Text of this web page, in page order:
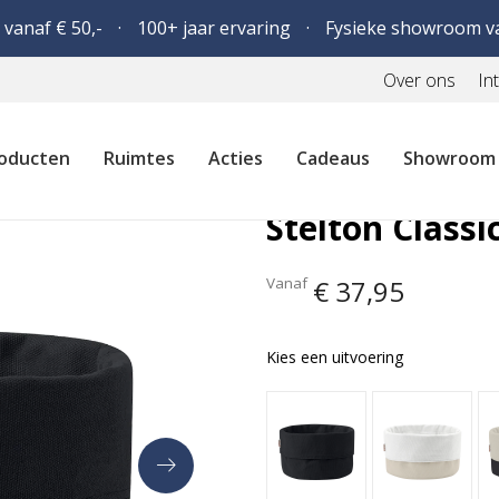
€ 50,- 100+ jaar ervaring Fysieke showroom
Over ons
Ruimtes Acties Cadeaus Showroom
Stelton
Vanaf € 37,95
Kies een uitvoering